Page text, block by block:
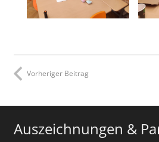
Vorheriger Beitrag
Auszeichnungen &